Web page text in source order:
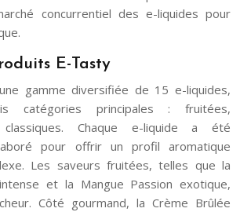
concurrentiel des e-liquides pour
E-Tasty
gamme diversifiée de 15 e-liquides,
catégories principales : fruitées,
Chaque e-liquide a été
pour offrir un profil aromatique
Les saveurs fruitées, telles que la
et la Mangue Passion exotique,
Côté gourmand, la Crème Brûlée